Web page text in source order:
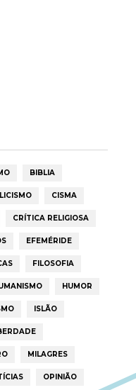
BIBLIA
CISMA
CRÍTICA RELIGIOSA
EFEMÉRIDE
FILOSOFIA
HUMOR
ISLÃO
MILAGRES
OPINIÃO